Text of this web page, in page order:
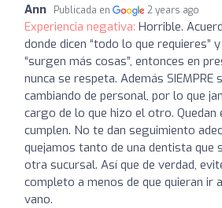
Ann Publicada en 2 years ago
Experiencia negativa: Horrible.
donde dicen “todo lo que requieres”
“surgen más cosas”, entonces en
nunca se respeta. Además SIEMPRE
cambiando de personal, por lo que
cargo de lo que hizo el otro. Quedan
cumplen. No te dan seguimiento
quejamos tanto de una dentista que
otra sucursal. Así que de verdad,
completo a menos de que quieran ir
vano.